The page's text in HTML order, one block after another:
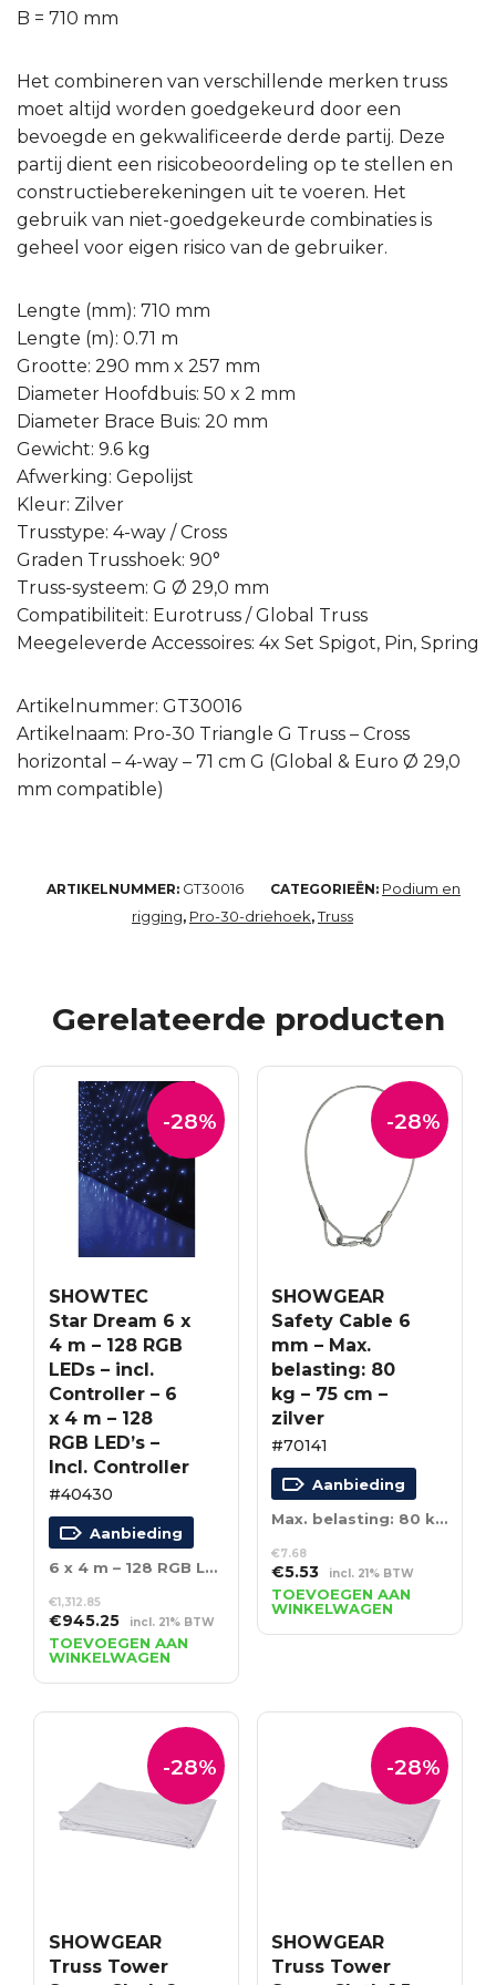
B = 710 mm
Het combineren van verschillende merken truss
moet altijd worden goedgekeurd door een
bevoegde en gekwalificeerde derde partij. Deze
partij dient een risicobeoordeling op te stellen en
constructieberekeningen uit te voeren. Het
gebruik van niet-goedgekeurde combinaties is
geheel voor eigen risico van de gebruiker.
Lengte (mm): 710 mm
Lengte (m): 0.71 m
Grootte: 290 mm x 257 mm
Diameter Hoofdbuis: 50 x 2 mm
Diameter Brace Buis: 20 mm
Gewicht: 9.6 kg
Afwerking: Gepolijst
Kleur: Zilver
Trusstype: 4-way / Cross
Graden Trusshoek: 90°
Truss-systeem: G Ø 29,0 mm
Compatibiliteit: Eurotruss / Global Truss
Meegeleverde Accessoires: 4x Set Spigot, Pin, Spring
Artikelnummer: GT30016
Artikelnaam: Pro-30 Triangle G Truss – Cross
horizontal – 4-way – 71 cm G (Global & Euro Ø 29,0
mm compatible)
ARTIKELNUMMER: GT30016 CATEGORIEËN: Podium en
rigging, Pro-30-driehoek,Truss
Gerelateerde producten
-28%
SHOWTEC
Star Dream 6 x
4 m – 128 RGB
LEDs – incl.
Controller – 6
x 4 m – 128
RGB LED’s –
Incl. Controller
#40430
Aanbieding
6 x 4 m – 128 RGB LED’s – Incl. Controller
€1,312.85
Oorspronkelijke
prijs
was:
€1,312.85.
€945.25Huidige
prijs
is:
€945.25.
incl. 21% BTW
TOEVOEGEN AAN
WINKELWAGEN
-28%
SHOWGEAR
Safety Cable 6
mm – Max.
belasting: 80
kg – 75 cm –
zilver
#70141
Aanbieding
Max. belasting: 80 kg – 75 cm – zilver
€7.68
Oorspronkelijke
prijs
was:
€7.68.
€5.53Huidige
prijs
is:
€5.53.
incl. 21% BTW
TOEVOEGEN AAN
WINKELWAGEN
-28%
SHOWGEAR
Truss Tower
-28%
SHOWGEAR
Truss Tower